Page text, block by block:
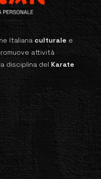
Italiana culturale e
attività
disciplina del Karate